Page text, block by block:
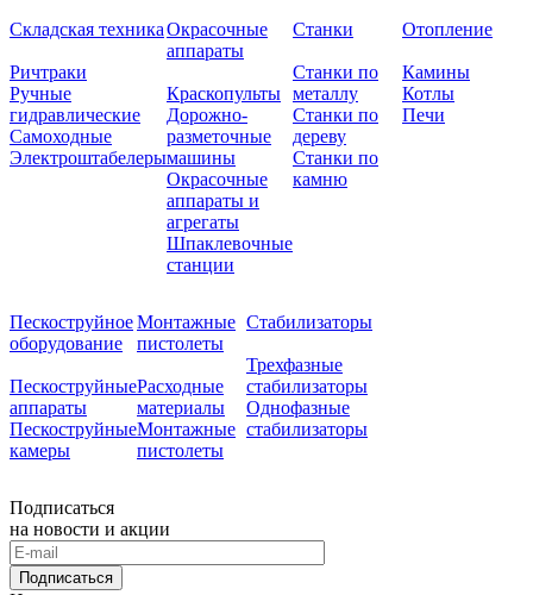
Складская техника
Ричтраки
Ручные
гидравлические
Самоходные
Электроштабелеры
Окрасочные
аппараты
Краскопульты
Дорожно-
разметочные
машины
Окрасочные
аппараты и
агрегаты
Шпаклевочные
станции
Станки
Станки по
металлу
Станки по
дереву
Станки по
камню
Отопление
Камины
Котлы
Печи
Пескоструйное
оборудование
Пескоструйные
аппараты
Пескоструйные
камеры
Монтажные
пистолеты
Расходные
материалы
Монтажные
пистолеты
Стабилизаторы
Трехфазные
стабилизаторы
Однофазные
стабилизаторы
Подписаться
на новости и акции
Подписаться